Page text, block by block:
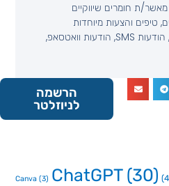
חומרים שיווקיים
והצעות מיוחדות
באמצעות דואר אלקטרוני, הודעות SMS, הודעות וואטסאפ,
הרשמה
לניוזלטר
Canva(3) ChatGPT